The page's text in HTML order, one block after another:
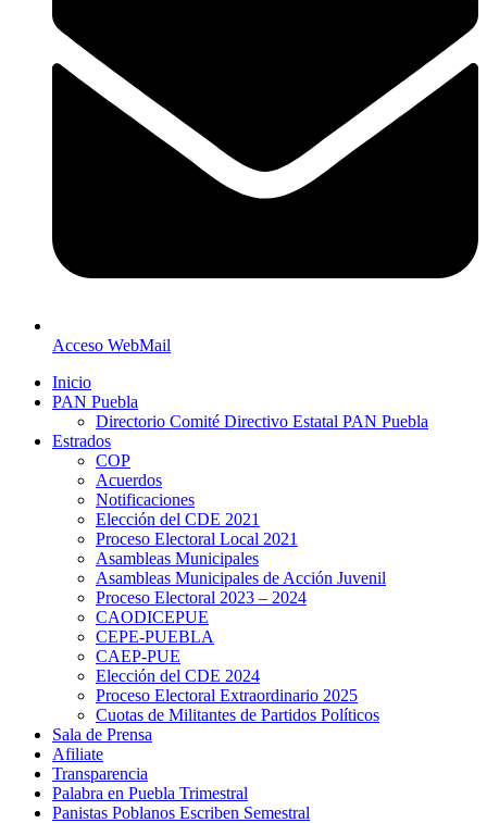
Acceso WebMail
Inicio
PAN Puebla
Directorio Comité Directivo Estatal PAN Puebla
Estrados
COP
Acuerdos
Notificaciones
Elección del CDE 2021
Proceso Electoral Local 2021
Asambleas Municipales
Asambleas Municipales de Acción Juvenil
Proceso Electoral 2023 – 2024
CAODICEPUE
CEPE-PUEBLA
CAEP-PUE
Elección del CDE 2024
Proceso Electoral Extraordinario 2025
Cuotas de Militantes de Partidos Políticos
Sala de Prensa
Afiliate
Transparencia
Palabra en Puebla Trimestral
Panistas Poblanos Escriben Semestral